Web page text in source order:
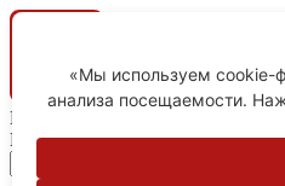
Ваш город
Пятигорск
«Мы используем cookie-
анализа посещаемости.